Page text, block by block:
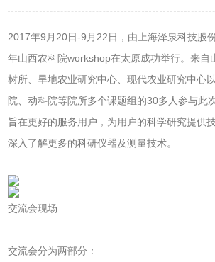
2017年9月20日-9月22日，由上海泽泉科技股
年山西农科院workshop在太原成功举行。来自
树所、旱地农业研究中心、现代农业研究中心
院、动科院等院所多个课题组的30多人参与此
旨在更好的服务用户，为用户的科学研究提供
深入了解更多的科研仪器及测量技术。
交流会现场
交流会分为两部分：